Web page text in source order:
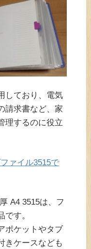
しており、電気
請求書など、家
理するのに役立
ァイル3515で
A4 3515は、フ
です。
ポケットやタブ
きケースなども